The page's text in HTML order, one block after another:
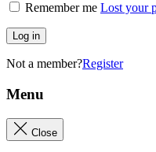
Remember me Lost your
Log in
Not a member?Register
Menu
Close